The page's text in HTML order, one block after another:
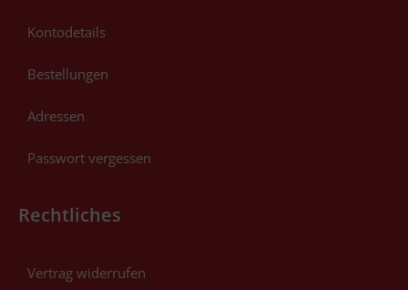
Kontodetails
Bestellungen
Adressen
Passwort vergessen
Rechtliches
Vertrag widerrufen